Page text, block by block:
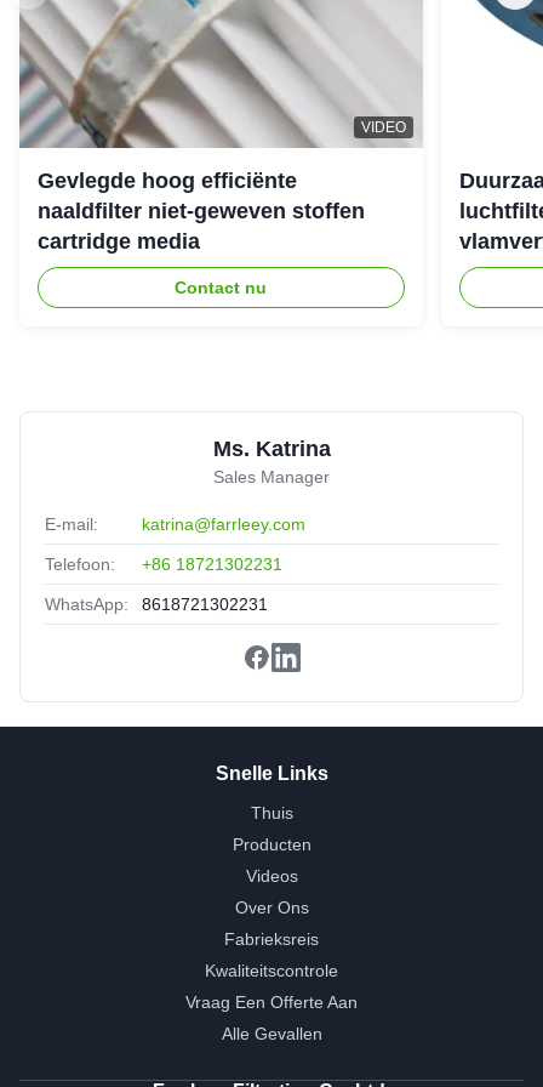
Fast shipping, top-notch materials
M
Matthew
AustraliaNov 5.2025
They understand industrial needs perfectly
Alberto
MexicoOct 8.2025
★★★★★
★★★★★
Excellent quality, best service
VIDEO
Gevlegde hoog efficiënte
naaldfilter niet-geweven stoffen
cartridge media
Contact nu
Ms. Katrina
Sales Manager
E-mail: katrina@farrleey.com
Telefoon: +86 18721302231
WhatsApp: 8618721302231
Snelle Links
Thuis
Producten
Videos
Over Ons
Fabrieksreis
Kwaliteitscontrole
Vraag Een Offerte Aan
Alle Gevallen